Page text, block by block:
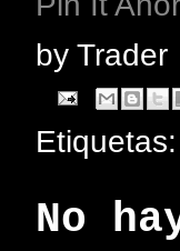
by Trader
Etiquetas:
No